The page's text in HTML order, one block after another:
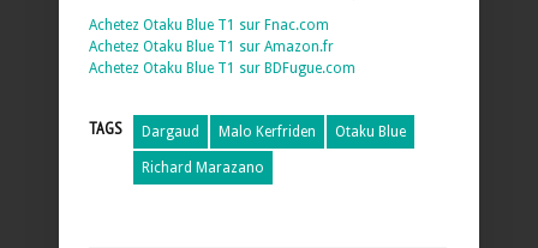
Achetez Otaku Blue T1 sur Fnac.com
Achetez Otaku Blue T1 sur Amazon.fr
Achetez Otaku Blue T1 sur BDFugue.com
TAGS Dargaud Malo Kerfriden Otaku Blue
Richard Marazano